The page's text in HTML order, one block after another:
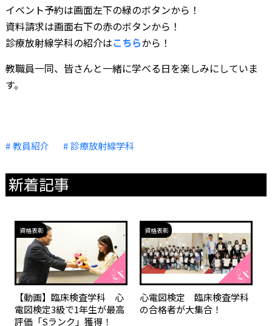
イベント予約は画面左下の緑のボタンから！
資料請求は画面右下の赤のボタンから！
診療放射線学科の紹介はこちらから！
教職員一同、皆さんと一緒に学べる日を楽しみにしていま
す。
教員紹介 診療放射線学科
新着記事
資格表彰
【動画】臨床検査学科 心
電図検定3級で1年生が最高
評価「Sランク」獲得！
資格表彰
心電図検定 臨床検査学科
の合格者が大集合！